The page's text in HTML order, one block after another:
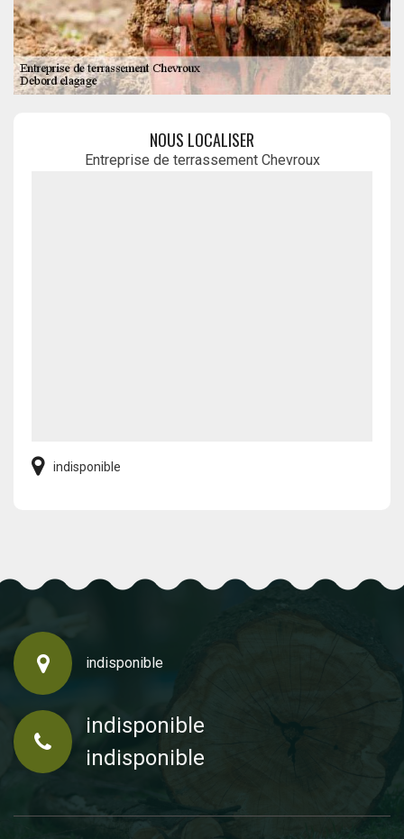
NOUS LOCALISER
Entreprise de terrassement Chevroux
indisponible
indisponible
indisponible
indisponible